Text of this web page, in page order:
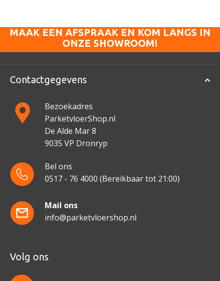
MAAK EEN AFSPRAAK EN KOM LANGS IN
ONZE SHOWROOM!
Contactgegevens
Bezoekadres
ParketvloerShop.nl
De Alde Mar 8
9035 VP Dronryp
Bel ons
0517 - 76 4000 (Bereikbaar tot 21:00)
Mail ons
info@parketvloershop.nl
Volg ons